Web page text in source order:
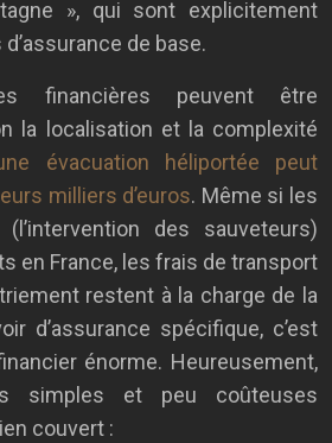
», qui sont explicitement
de base.
financières peuvent être
la localisation et la complexité
évacuation héliportée peut
milliers d’euros. Même si les
des sauveteurs)
en France, les frais de transport
restent à la charge de la
d’assurance spécifique, c’est
énorme. Heureusement,
simples et peu coûteuses
couvert :